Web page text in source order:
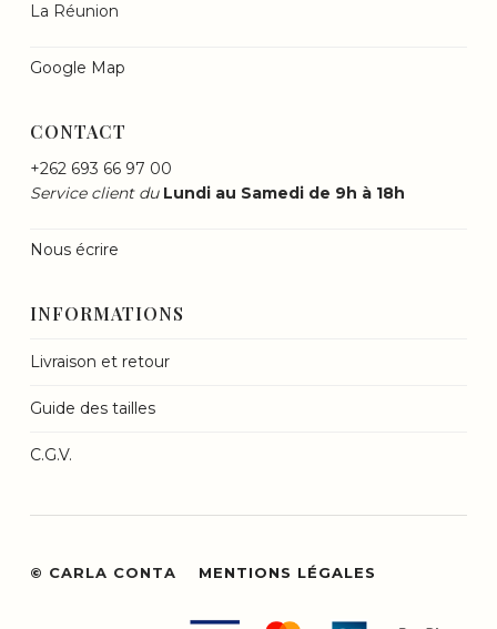
La Réunion
Google Map
CONTACT
+262 693 66 97 00
Service client du Lundi au Samedi de 9h à 18h
Nous écrire
INFORMATIONS
Livraison et retour
Guide des tailles
C.G.V.
© CARLA CONTA MENTIONS LÉGALES